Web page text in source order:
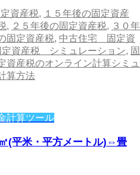
資産税, １５年後の固定資産
, ２５年後の固定資産税, ３０年
固定資産税, 中古住宅 固定資
定資産税 シミュレーション, 固
資産税のオンライン計算シミュ
算方法
計算ツール
(平米・平方メートル)⇔畳